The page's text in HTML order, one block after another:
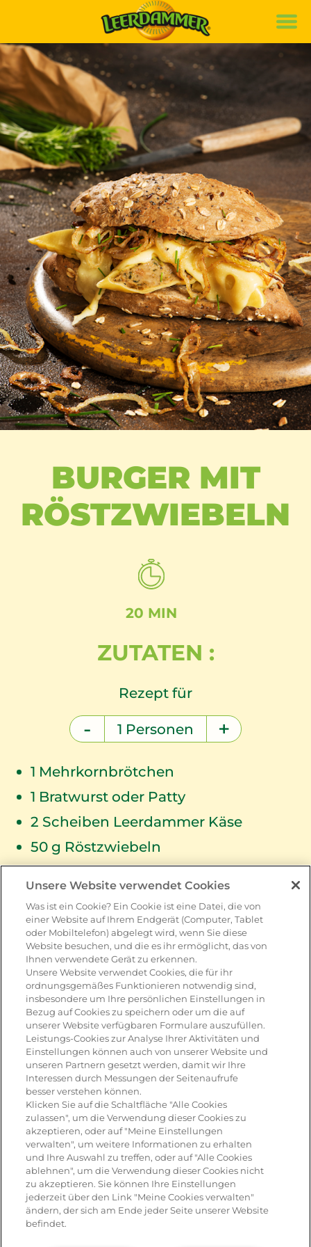
Marke
Rezepte
Produkte
Nachhaltigkeit
deitfr
BURGER MIT
RÖSTZWIEBELN
20 MIN
ZUTATEN :
Rezept für
- 1 Personen +
1 Mehrkornbrötchen
1 Bratwurst oder Patty
2 Scheiben Leerdammer Käse
50g Röstzwiebeln
Frischer Schnittlauch
ANWEISUNGEN :
Patty oder Wurst braten.
Brötchen toasten, Käse darauf
schmelzen lassen.
Röstzwiebeln und Schnittlauch
darüberstreuen.
Deckel drauf – fertig!
Unsere Website verwendet Cookies
Was ist ein Cookie? Ein Cookie ist eine Datei, die von
einer Website auf Ihrem Endgerät (Computer, Tablet
oder Mobiltelefon) abgelegt wird, wenn Sie diese
Website besuchen, und die es ihr ermöglicht, das von
Ihnen verwendete Gerät zu erkennen.
Unsere Website verwendet Cookies, die für ihr
ordnungsgemäßes Funktionieren notwendig sind,
insbesondere um Ihre persönlichen Einstellungen in
Bezug auf Cookies zu speichern oder um die auf
unserer Website verfügbaren Formulare auszufüllen.
Leistungs-Cookies zur Analyse Ihrer Aktivitäten und
Einstellungen können auch von unserer Website und
unseren Partnern gesetzt werden, damit wir Ihre
Interessen durch Messungen der Seitenaufrufe
besser verstehen können.
Klicken Sie auf die Schaltfläche "Alle Cookies
zulassen", um die Verwendung dieser Cookies zu
akzeptieren, oder auf "Meine Einstellungen
verwalten", um weitere Informationen zu erhalten
und Ihre Auswahl zu treffen, oder auf "Alle Cookies
ablehnen", um die Verwendung dieser Cookies nicht
zu akzeptieren. Sie können Ihre Einstellungen
jederzeit über den Link "Meine Cookies verwalten"
ändern, der sich am Ende jeder Seite unserer Website
befindet.